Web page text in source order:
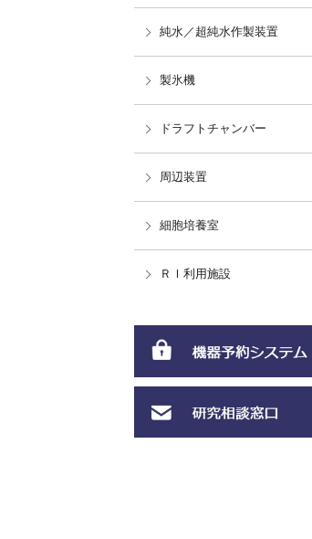
純水／超純水作製装置
製氷機
ドラフトチャンバー
周辺装置
細胞培養室
ＲＩ利用施設